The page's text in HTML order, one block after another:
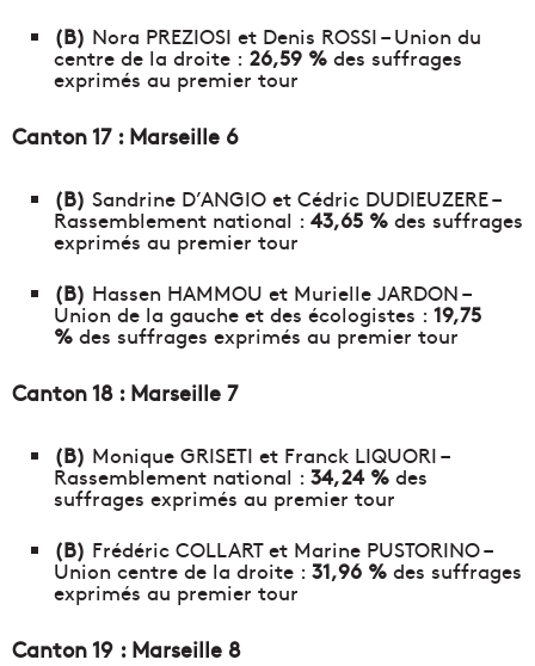
(B) Nora PREZIOSI et Denis ROSSI – Union du
centre de la droite : 26,59 % des suffrages
exprimés au premier tour
Canton 17 : Marseille 6
(B) Sandrine D’ANGIO et Cédric DUDIEUZERE –
Rassemblement national : 43,65 % des suffrages
exprimés au premier tour
(B) Hassen HAMMOU et Murielle JARDON –
Union de la gauche et des écologistes : 19,75
% des suffrages exprimés au premier tour
Canton 18 : Marseille 7
(B) Monique GRISETI et Franck LIQUORI –
Rassemblement national : 34,24 % des
suffrages exprimés au premier tour
(B) Frédéric COLLART et Marine PUSTORINO –
Union centre de la droite : 31,96 % des suffrages
exprimés au premier tour
Canton 19 : Marseille 8